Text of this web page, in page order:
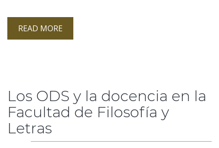
READ MORE
Los ODS y la docencia en la
Facultad de Filosofía y
Letras